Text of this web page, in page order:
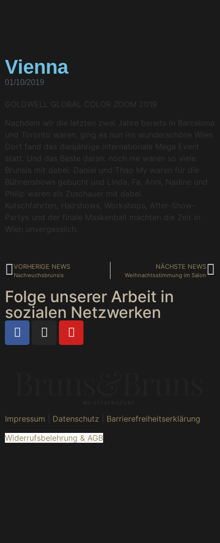
Vienna
01/10/2019
GOLDWELL GLOBAL COLOR ZOOM 2019
Nachdem wir die letzten zwei Jahre bereits in Barcelona
und Toronto waren, ging es nun ins wunderschöne Wien.
Dort fand das diesjährige internationale Mega Event
statt. Und das Beste daran: noch nie waren so viele
Brunsis mit dabei. Daniel und Thao My waren für die
Bühnenshows gebucht und Linda, Fa, Anni, Nadine und
Philip waren als Zuschauer mit dabei.
Kutschfahrten, Hairshows, Workshops, After-Show-
Partys und der finale Maskenball machten die Zeit in
Wien unvergesslich.
VORHERIGE NEWS
Nachwuchsbrunsis
NÄCHSTE NEWS
Weihnachtsstimmung im Salon
Folge unserer Arbeit in
sozialen Netzwerken
Impressum Datenschutz
Barrierefreiheitserklärung
Widerrufsbelehrung & AGB